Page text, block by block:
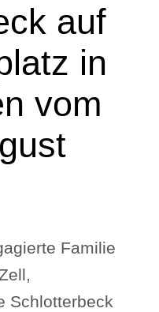
auf
in
vom
Familie
Schlotterbeck